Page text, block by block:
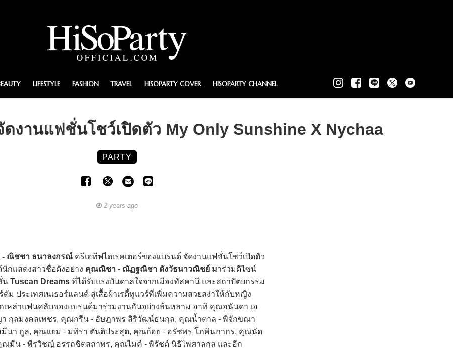
LIFESTYLE FASHION TRAVEL HISOPARTY COVER HISOPARTY CHANNEL
งานแฟชั่นโชว์เปิดตัว My Only Sunshine X Nychaa
PARTY
2 years ago
ณิชชา ธนาลงกรณ์ ครีเอทีฟไดเรคเตอร์ของแบรนด์ จัดงานแฟชั่นโชว์เปิดตัว
นักแสดงสาวชื่อดังอย่าง คุณณิชา - ณัฏฐณิชา ดังวัธนาวณิชย์ มาร่วมดีไซน์
น Tuscan Dreams ที่ได้รับแรงบันดาลใจจากเมืองทัสคานี และสถาปัตยกรรม
ประเทศเนเธอร์แลนด์ สู่เสื้อผ้าเรดี้ทูแวร์ที่เพิ่มความสวยสง่าให้กับหญิง
เหล่าแฟนคลับของแบรนด์มาร่วมงานกันอย่างล้นหลาม อาทิ คุณอนันดา เอ
กุลมงคลเพชร, คุณกรีน - อัษฎาพร สิริวัฒน์ธนกุล, คุณน้ำตาล - พิจักขณา
นา กูล, คุณแยม - มทิรา ตันติประสุต, คุณก้อย - อรัชพร โภคินภากร, คุณนัต
มีน - พีรวิชญ์ อรรถชิตสถาพร, คุณไมค์ - พิรัชต์ นิธิไพศาลกุล และอีก